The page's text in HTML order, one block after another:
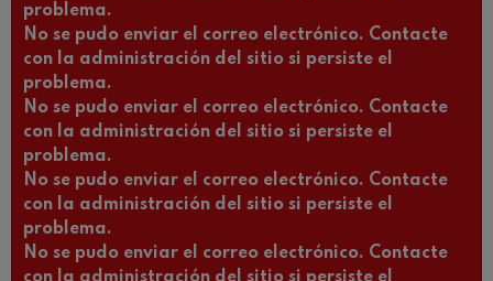
problema.
No se pudo enviar el correo electrónico. Contacte
con la administración del sitio si persiste el
problema.
No se pudo enviar el correo electrónico. Contacte
con la administración del sitio si persiste el
problema.
No se pudo enviar el correo electrónico. Contacte
con la administración del sitio si persiste el
problema.
No se pudo enviar el correo electrónico. Contacte
con la administración del sitio si persiste el